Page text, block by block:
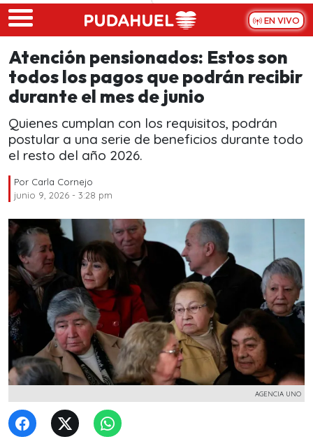
Skip to main content
EN VIVO
Atención pensionados: Estos son
todos los pagos que podrán recibir
durante el mes de junio
Quienes cumplan con los requisitos, podrán
postular a una serie de beneficios durante todo
el resto del año 2026.
Por Carla Cornejo
junio 9, 2026 - 3:28 pm
AGENCIA UNO